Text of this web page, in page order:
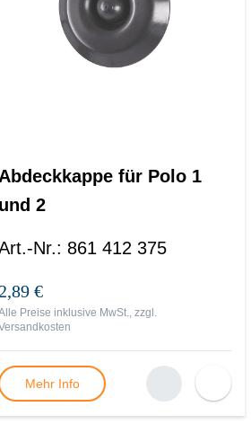
Abdeckkappe für Polo 1
und 2
Nr.: 861 412 375
2,89 €
Preise inklusive MwSt., zzgl.
Mehr Info